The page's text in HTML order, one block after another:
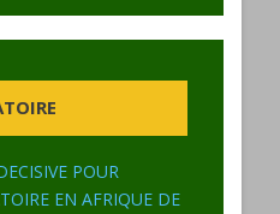
POUR
EN AFRIQUE DE